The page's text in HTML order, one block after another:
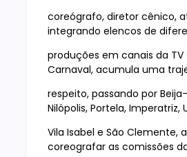
coreógrafo, diretor cênico,
integrando elencos de
produções em canais da TV
Carnaval, acumula uma
respeito, passando por
Nilópolis, Portela, Imperatriz,
Vila Isabel e São Clemente,
coreografar as comissões